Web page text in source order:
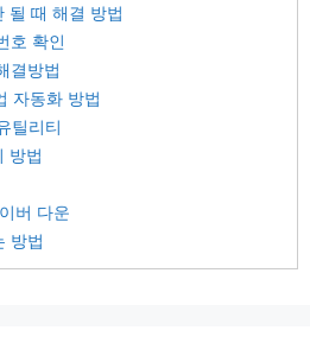
때 해결 방법
호 확인
결방법
자동화 방법
틸리티
방법
버 다운
방법